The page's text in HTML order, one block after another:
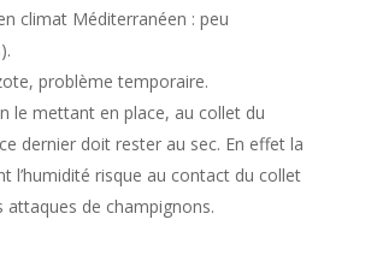
climat Méditerranéen : peu
problème temporaire.
le mettant en place, au collet du
dernier doit rester au sec. En effet la
l’humidité risque au contact du collet
attaques de champignons.